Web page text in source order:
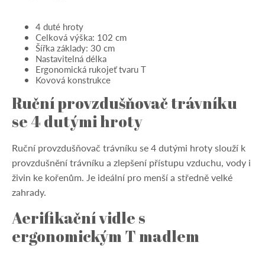
4 duté hroty
Celková výška: 102 cm
Šířka základy: 30 cm
Nastavitelná délka
Ergonomická rukojeť tvaru T
Kovová konstrukce
Ruční provzdušňovač trávníku
se 4 dutými hroty
Ruční provzdušňovač trávníku se 4 dutými hroty slouží k
provzdušnění trávníku a zlepšení přístupu vzduchu, vody i
živin ke kořenům. Je ideální pro menší a středně velké
zahrady.
Aerifikační vidle s
ergonomickým T madlem